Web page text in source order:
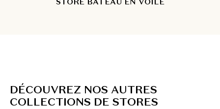
DÉCOUVREZ NOS AUTRES
COLLECTIONS DE STORES